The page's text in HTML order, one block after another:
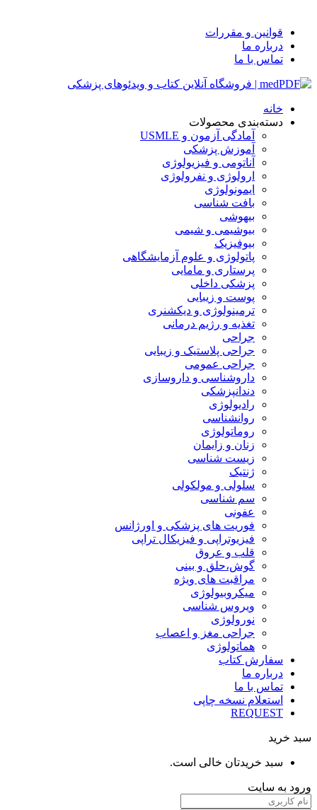
قوانین و مقررات
درباره ما
تماس با ما
خانه
دسته‌بندی محصولات
آمادگی آزمون و USMLE
آموزش پزشکی
آناتومی و فیزیولوژی
ارولوژی و نفرولوژی
ایمونولوژی
بافت شناسی
بیهوشی
بیوشیمی و شیمی
بیوفیزیک
پاتولوژی و علوم آزمایشگاهی
پرستاری و مامایی
پزشکی داخلی
پوست و زیبایی
ترمینولوژی و دیکشنری
تغذیه و رژیم درمانی
جراحی
جراحی پلاستیک و زیبایی
جراحی عمومی
داروشناسی و داروسازی
دندانپزشکی
رادیولوژی
روانشناسی
روماتولوژی
زنان و زایمان
زیست شناسی
ژنتیک
سلولی و مولکولی
سم شناسی
عفونی
فوریت های پزشکی و اورژانس
فیزیوتراپی و فیزیکال تراپی
قلب و عروق
گوش،حلق و بینی
مراقبت های ویژه
میکروبیولوژی
ویروس شناسی
نورولوژی
جراحی مغز و اعصاب
هماتولوژی
سفارش کتاب
درباره ما
تماس با ما
استعلام نسخه چاپی
REQUEST
سبد خرید
سبد خریدتان خالی است.
ورود به سایت